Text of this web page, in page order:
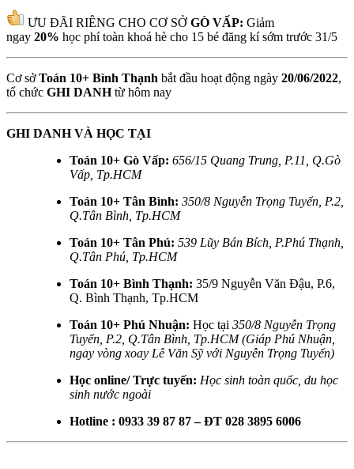
ƯU ĐÃI RIÊNG CHO CƠ SỞ GÒ VẤP: Giảm
ngay 20% học phí toàn khoá hè cho 15 bé đăng kí sớm trước 31/5
Cơ sởToán 10+ Bình Thạnh bắt đầu hoạt động ngày 20/06/2022,
tổ chức GHI DANHtừ hôm nay
GHI DANH VÀ HỌC TẠI
Toán 10+ Gò Vấp: 656/15 Quang Trung, P.11, Q.Gò
Vấp, Tp.HCM
Toán 10+ Tân Bình: 350/8 Nguyễn Trọng Tuyển, P.2,
Q.Tân Bình, Tp.HCM
Toán 10+ Tân Phú: 539 Lũy Bán Bích, P.Phú Thạnh,
Q.Tân Phú, Tp.HCM
Toán 10+ Bình Thạnh: 35/9 Nguyễn Văn Đậu, P.6,
Q. Bình Thạnh, Tp.HCM
Toán 10+ Phú Nhuận: Học tại 350/8 Nguyễn Trọng
Tuyển, P.2, Q.Tân Bình, Tp.HCM (Giáp Phú Nhuận,
ngay vòng xoay Lê Văn Sỹ với Nguyễn Trọng Tuyển)
Học online/ Trực tuyến: Học sinh toàn quốc, du học
sinh nước ngoài
Hotline : 0933 39 87 87 – ĐT 028 3895 6006